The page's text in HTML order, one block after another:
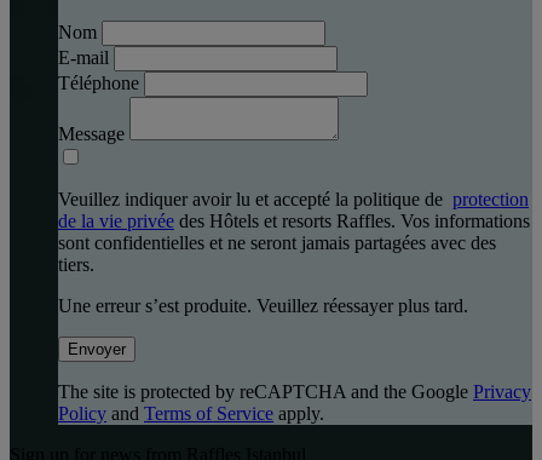
Nom
E-mail
Téléphone
Message
Veuillez indiquer avoir lu et accepté la politique de protection
de la vie privée des Hôtels et resorts Raffles. Vos informations
sont confidentielles et ne seront jamais partagées avec des
tiers.
Une erreur s’est produite. Veuillez réessayer plus tard.
Envoyer
The site is protected by reCAPTCHA and the Google Privacy
Policy and Terms of Service apply.